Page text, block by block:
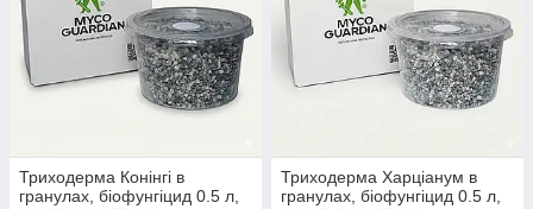
Триходерма Конінгі в
гранулах, біофунгіцид 0.5 л,
Триходерма Харціанум в
гранулах, біофунгіцид 0.5 л,